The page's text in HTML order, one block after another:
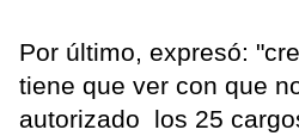
Por último, expresó:
tiene que ver con que
autorizado los 25